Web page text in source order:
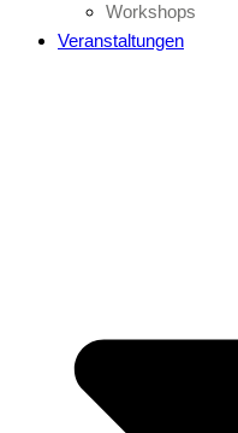
Workshops
Veranstaltungen